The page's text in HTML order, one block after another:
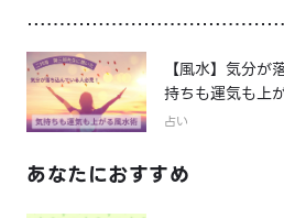
【風水】気分
持ちも運気も上
占い
あなたにおすすめ